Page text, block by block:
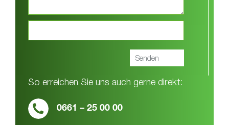
So erreichen Sie uns auch gerne direkt:
0661 – 25 00 00